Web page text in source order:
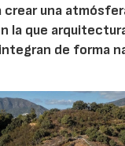
crear una
la que
de forma